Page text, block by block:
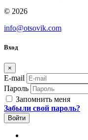
© 2026
info@otsovik.com
Вход
×
E-mail
Пароль
Запомнить меня
Забыли свой пароль?